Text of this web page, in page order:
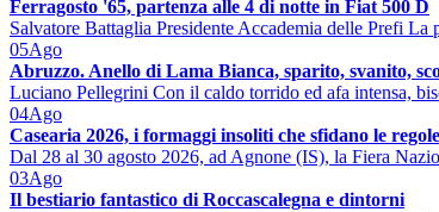
Ferragosto '65, partenza alle 4 di notte in Fiat 500 D
Salvatore Battaglia Presidente Accademia delle Prefi
05Ago
Abruzzo. Anello di Lama Bianca, sparito, svanito,
Luciano Pellegrini Con il caldo torrido ed afa intensa,
04Ago
Casearia 2026, i formaggi insoliti che sfidano le
Dal 28 al 30 agosto 2026, ad Agnone (IS), la Fiera
03Ago
Il bestiario fantastico di Roccascalegna e dintorni